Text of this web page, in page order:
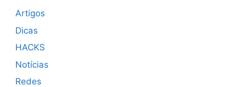
Artigos
Dicas
HACKS
Notícias
Redes